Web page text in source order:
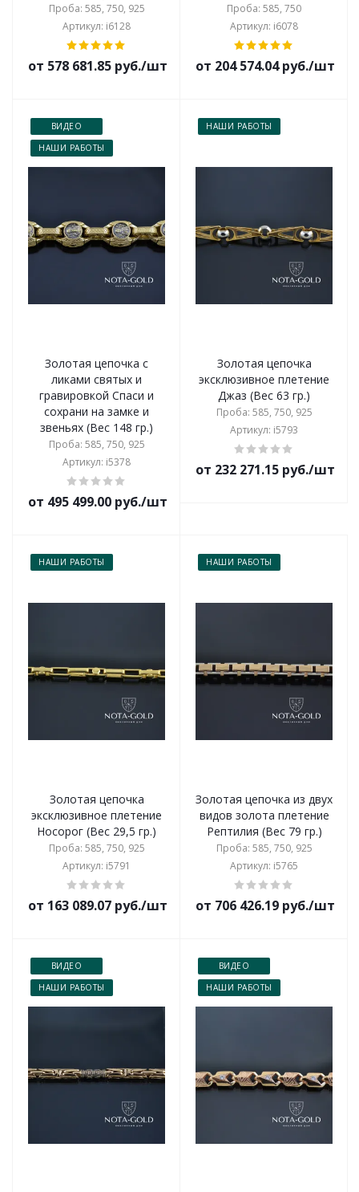
Проба: 585, 750, 925
Артикул: i6128
от 578 681.85 руб./шт
Проба: 585, 750
Артикул: i6078
от 204 574.04 руб./шт
ВИДЕО
НАШИ РАБОТЫ
Золотая цепочка с
ликами святых и
гравировкой Спаси и
сохрани на замке и
звеньях (Вес 148 гр.)
Проба: 585, 750, 925
Артикул: i5378
от 495 499.00 руб./шт
НАШИ РАБОТЫ
Золотая цепочка
эксклюзивное плетение
Джаз (Вес 63 гр.)
Проба: 585, 750, 925
Артикул: i5793
от 232 271.15 руб./шт
НАШИ РАБОТЫ
Золотая цепочка
эксклюзивное плетение
Носорог (Вес 29,5 гр.)
Проба: 585, 750, 925
Артикул: i5791
от 163 089.07 руб./шт
НАШИ РАБОТЫ
Золотая цепочка из двух
видов золота плетение
Рептилия (Вес 79 гр.)
Проба: 585, 750, 925
Артикул: i5765
от 706 426.19 руб./шт
ВИДЕО
НАШИ РАБОТЫ
ВИДЕО
НАШИ РАБОТЫ